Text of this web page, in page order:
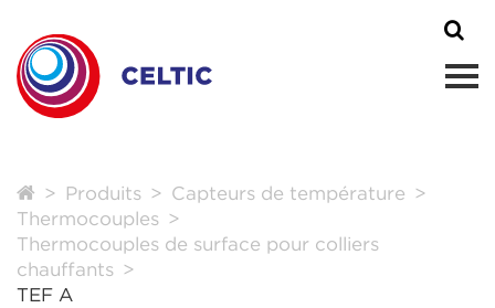
Produits
Capteurs de température
Thermocouples
Thermocouples de surface pour colliers
chauffants
TEF A